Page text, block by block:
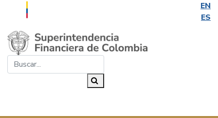
EN
ES
Saltar al contenido principal